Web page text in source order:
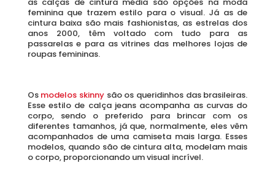
feminina que trazem estilo para o visual. Já as de
cintura baixa são mais fashionistas, as estrelas dos
anos 2000, têm voltado com tudo para as
passarelas e para as vitrines das melhores lojas de
roupas femininas.
Os modelos skinny são os queridinhos das brasileiras.
Esse estilo de calça jeans acompanha as curvas do
corpo, sendo o preferido para brincar com os
diferentes tamanhos, já que, normalmente, eles vêm
acompanhados de uma camiseta mais larga. Esses
modelos, quando são de cintura alta, modelam mais
o corpo, proporcionando um visual incrível.